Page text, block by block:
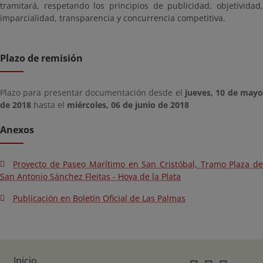
tramitará, respetando los principios de publicidad, objetividad,
imparcialidad, transparencia y concurrencia competitiva.
Plazo de remisión
Plazo para presentar documentación desde el jueves, 10 de mayo
de 2018 hasta el miércoles, 06 de junio de 2018
Anexos
Proyecto de Paseo Marítimo en San Cristóbal, Tramo Plaza de
San Antonio Sánchez Fleitas - Hoya de la Plata
Publicación en Boletín Oficial de Las Palmas